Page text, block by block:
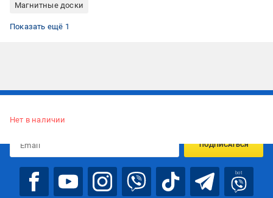
Магнитные доски
Доски магнитно-маркерные
Показать ещё 1
Нет в наличии
ПОДПИСАТЬСЯ
bot